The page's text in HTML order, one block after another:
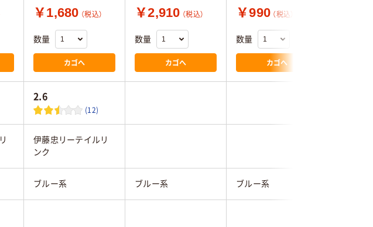
￥1,680 （税込）
数量
カゴへ
￥2,910 （税込）
数量
カゴへ
￥990 （税込）
数量
カゴへ
2.6
(12)
伊藤忠リーテイルリ
ンク
ブルー系 ブルー系 ブルー系